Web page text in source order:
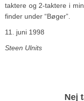
taktere og 2-taktere i
finder under “Bøger”.
11. juni 1998
Steen Ulnits
Nej